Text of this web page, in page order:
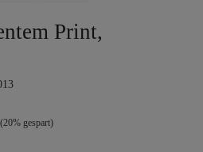
Print,
(20% gespart)